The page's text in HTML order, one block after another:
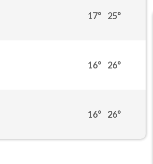
17° 25°
16° 26°
16° 26°